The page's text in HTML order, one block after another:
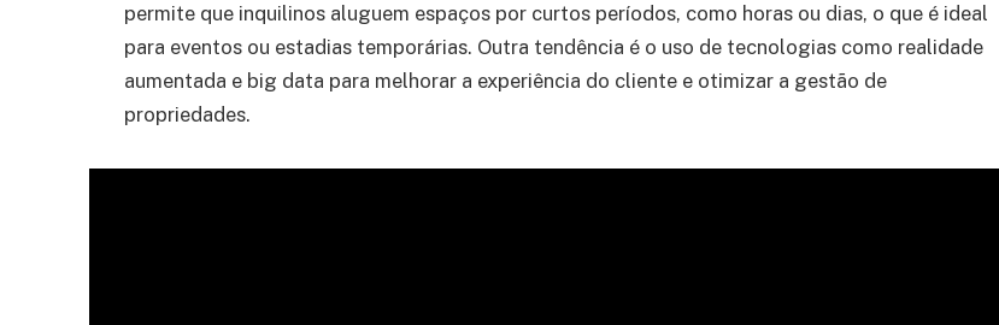
permite que inquilinos aluguem espaços por curtos períodos, como horas ou dias, o que é ideal
para eventos ou estadias temporárias. Outra tendência é o uso de tecnologias como realidade
aumentada e big data para melhorar a experiência do cliente e otimizar a gestão de
propriedades.